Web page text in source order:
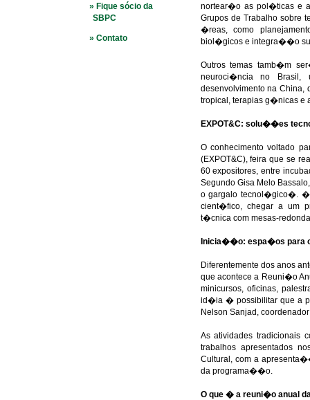
» Fique sócio da
SBPC
» Contato
nortear�o as pol�ticas e
Grupos de Trabalho sobre
�reas, como
biol�gicos e integra��o
Outros temas tamb�m
neuroci�ncia no Brasil,
desenvolvimento na
tropical, terapias g�nicas e
EXPOT&C: solu��es
O conhecimento voltado
(EXPOT&C), feira que se
60 expositores, entre
Segundo Gisa Melo
o gargalo tecnol�gico�.
cient�fico, chegar a um
t�cnica com mesas-
Inicia��o: espa�os para
Diferentemente dos anos
que acontece a Reuni�o
minicursos, oficinas,
id�ia � possibilitar que a
Nelson Sanjad,
As atividades
trabalhos apresentados
Cultural, com a
da programa��o.
O que � a reuni�o anual